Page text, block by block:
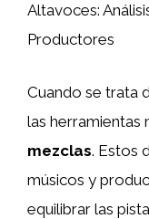
Altavoces:
Productores
Cuando se trata
las herramientas
mezclas. Estos
músicos y
equilibrar las